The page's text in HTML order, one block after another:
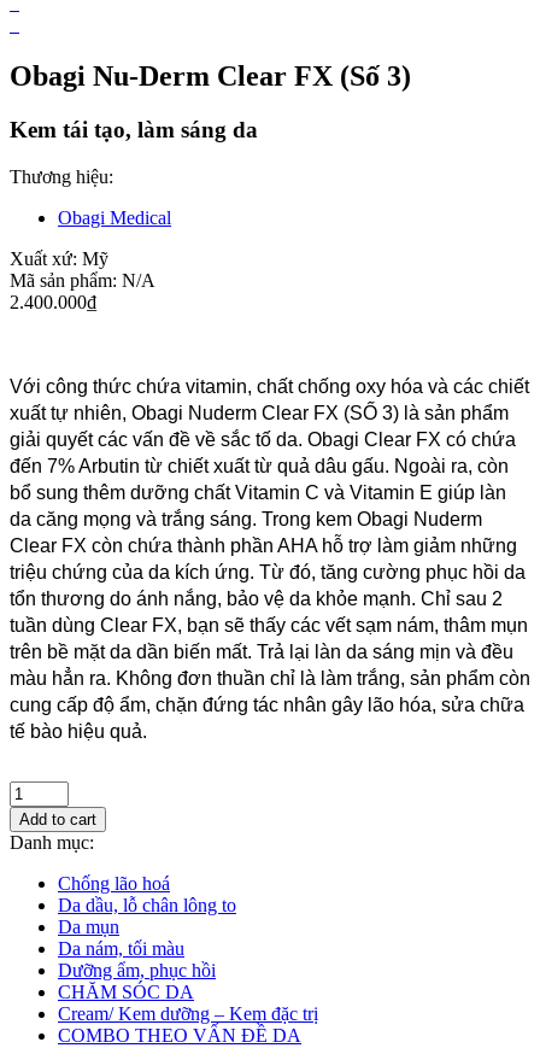
Obagi Nu-Derm Clear FX (Số 3)
Kem tái tạo, làm sáng da
Thương hiệu:
Obagi Medical
Xuất xứ: Mỹ
Mã sản phẩm: N/A
2.400.000₫
Với công thức chứa vitamin, chất chống oxy hóa và các chiết
xuất tự nhiên, Obagi Nuderm Clear FX (SỐ 3) là sản phẩm
giải quyết các vấn đề về sắc tố da. Obagi Clear FX có chứa
đến 7% Arbutin từ chiết xuất từ quả dâu gấu. Ngoài ra, còn
bổ sung thêm dưỡng chất Vitamin C và Vitamin E giúp làn
da căng mọng và trắng sáng. Trong kem Obagi Nuderm
Clear FX còn chứa thành phần AHA hỗ trợ làm giảm những
triệu chứng của da kích ứng. Từ đó, tăng cường phục hồi da
tổn thương do ánh nắng, bảo vệ da khỏe mạnh. Chỉ sau 2
tuần dùng Clear FX, bạn sẽ thấy các vết sạm nám, thâm mụn
trên bề mặt da dần biến mất. Trả lại làn da sáng mịn và đều
màu hẳn ra. Không đơn thuần chỉ là làm trắng, sản phẩm còn
cung cấp độ ẩm, chặn đứng tác nhân gây lão hóa, sửa chữa
tế bào hiệu quả.
Add to cart
Danh mục:
Chống lão hoá
Da dầu, lỗ chân lông to
Da mụn
Da nám, tối màu
Dưỡng ẩm, phục hồi
CHĂM SÓC DA
Cream/ Kem dưỡng – Kem đặc trị
COMBO THEO VẤN ĐỀ DA